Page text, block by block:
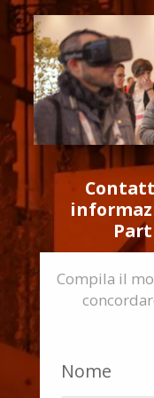
Compila il
Nome